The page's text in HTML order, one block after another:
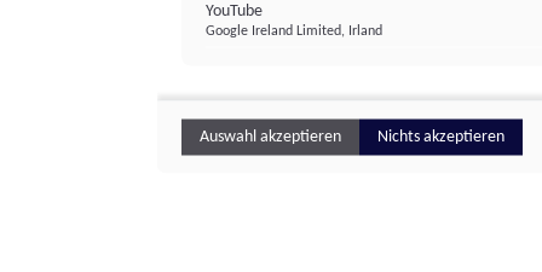
YouTube
Google Ireland Limited, Irland
Auswahl akzeptieren Nichts akzeptieren